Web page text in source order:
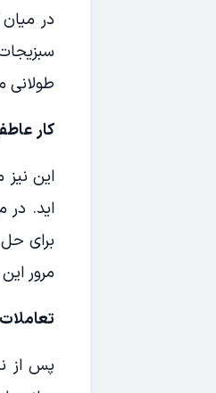
در
طولانی
کار
این
اید. در
برای
مرور
پس از